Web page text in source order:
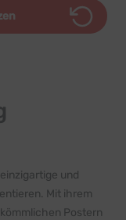
und
Mit ihrem
Postern